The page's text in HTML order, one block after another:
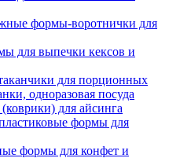
формы-воротнички для
для выпечки кексов и
для порционных
одноразовая посуда
для айсинга
формы для
формы для конфет и